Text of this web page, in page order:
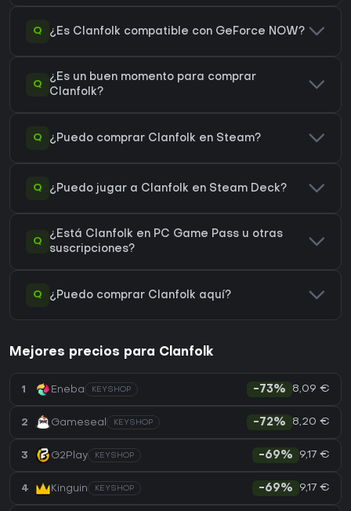
Q ¿Es Clanfolk compatible con GeForce NOW?
Q
¿Es un buen momento para comprar
Clanfolk?
Q ¿Puedo comprar Clanfolk en Steam?
Q ¿Puedo jugar a Clanfolk en Steam Deck?
Q
¿Está Clanfolk en PC Game Pass u otras
suscripciones?
Q ¿Puedo comprar Clanfolk aquí?
Mejores precios para Clanfolk
1 Eneba KEYSHOP -73% 8,09 €
2 Gameseal KEYSHOP -72% 8,20 €
3 G2Play KEYSHOP -69% 9,17 €
4 Kinguin KEYSHOP -69% 9,17 €